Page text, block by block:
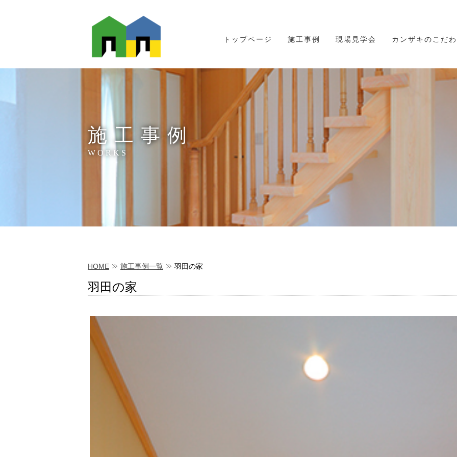
トップページ 施工事例 現場見学会 カンザキのこだ
施工事例
WORKS
HOME 施工事例一覧 羽田の家
羽田の家